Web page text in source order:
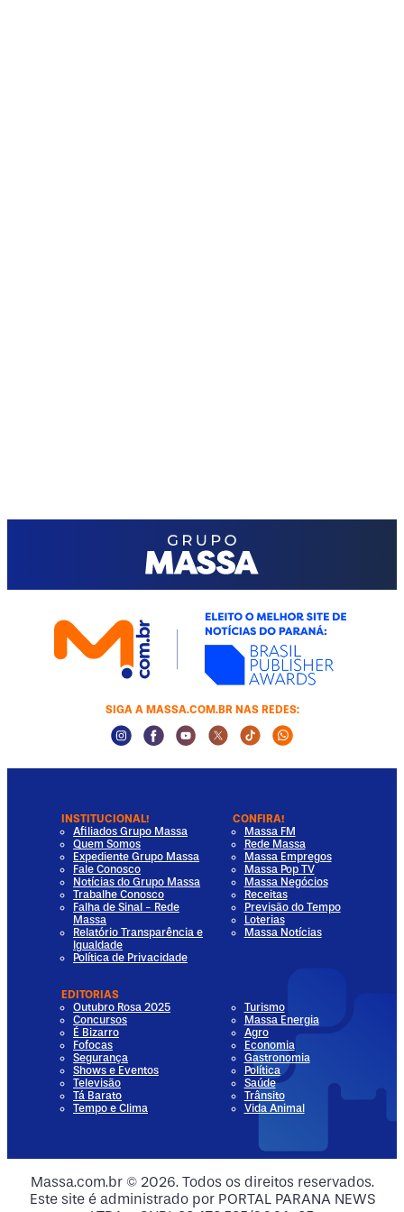
Media
Media
Media
SIGA A MASSA.COM.BR NAS REDES:
Instagram Social Media
Facebook Social Media
Youtube Social Media
Twitter Social Media
Tiktok Social Media
Whatsapp
INSTITUCIONAL!
Afiliados Grupo Massa
Quem Somos
Expediente Grupo Massa
Fale Conosco
Notícias do Grupo Massa
Trabalhe Conosco
Falha de Sinal - Rede
Massa
Relatório Transparência e
Igualdade
Política de Privacidade
CONFIRA!
Massa FM
Rede Massa
Massa Empregos
Massa Pop TV
Massa Negócios
Receitas
Previsão do Tempo
Loterias
Massa Notícias
EDITORIAS
Outubro Rosa 2025
Concursos
É Bizarro
Fofocas
Segurança
Shows e Eventos
Televisão
Tá Barato
Tempo e Clima
Turismo
Massa Energia
Agro
Economia
Gastronomia
Política
Saúde
Trânsito
Vida Animal
Massa.com.br © 2026. Todos os direitos reservados.
Este site é administrado por PORTAL PARANA NEWS